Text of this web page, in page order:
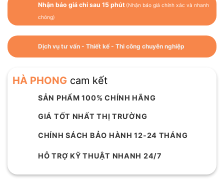
Nhận báo giá chi sau 15 phút (Nhận báo giá chính xác và nhanh
chóng)
Dịch vụ tư vấn - Thiết kế - Thi công chuyên nghiệp
HÀ PHONG cam kết
SẢN PHẨM 100% CHÍNH HÃNG
GIÁ TỐT NHẤT THỊ TRƯỜNG
CHÍNH SÁCH BẢO HÀNH 12-24 THÁNG
HỖ TRỢ KỸ THUẬT NHANH 24/7